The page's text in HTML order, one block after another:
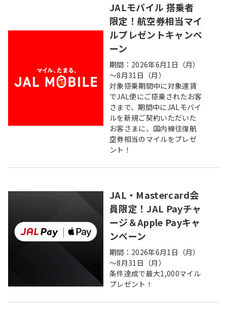
JALモバイル 搭乗者
限定！航空券相当マイ
ルプレゼントキャンペ
ーン
期間：2026年6月1日（月）
～8月31日（月）
対象搭乗期間中に対象運賃
でJAL便にご搭乗されたお客
さまで、期間中にJALモバイ
ルを新規ご契約いただいた
お客さまに、国内線往復航
空券相当のマイルをプレゼ
ント！
JAL・Mastercard会
員限定！JAL Payチャ
ージ＆Apple Payキャ
ンペーン
期間：2026年6月1日（月）
～8月31日（月）
条件達成で最大1,000マイル
プレゼント！